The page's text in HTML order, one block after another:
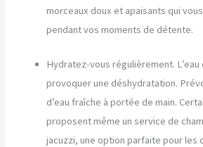
morceaux doux et apaisants qui
pendant vos moments de détente.
Hydratez-vous régulièrement.
provoquer une déshydratation.
d’eau fraîche à portée de main.
proposent même un service de
jacuzzi, une option parfaite pour les